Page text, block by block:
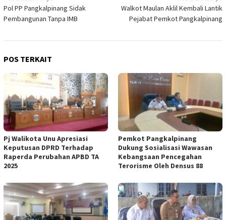
pos
Pol PP Pangkalpinang Sidak
Pembangunan Tanpa IMB
Walkot Maulan Aklil Kembali Lantik
Pejabat Pemkot Pangkalpinang
POS TERKAIT
Pj Walikota Unu Apresiasi
Keputusan DPRD Terhadap
Raperda Perubahan APBD TA
2025
Pemkot Pangkalpinang
Dukung Sosialisasi Wawasan
Kebangsaan Pencegahan
Terorisme Oleh Densus 88